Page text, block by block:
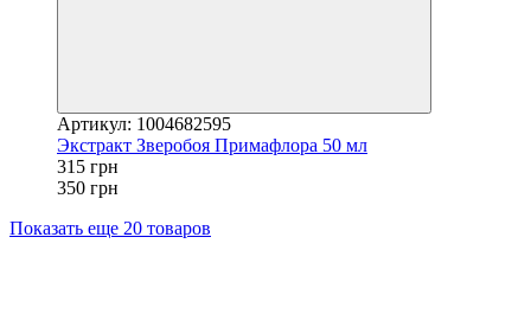
Артикул: 1004682595
Экстракт Зверобоя Примафлора 50 мл
315 грн
350 грн
Показать еще 20 товаров